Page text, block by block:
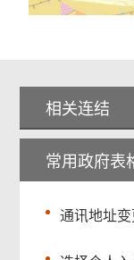
相关连结
常用政府表
通讯地址